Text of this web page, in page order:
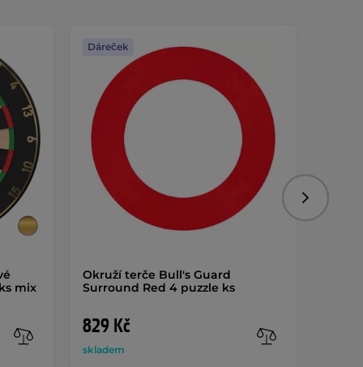
mix
Okruží terče Bull's Guard
Surround Red 4 puzzle ks
829 Kč
skladem
Dáreček